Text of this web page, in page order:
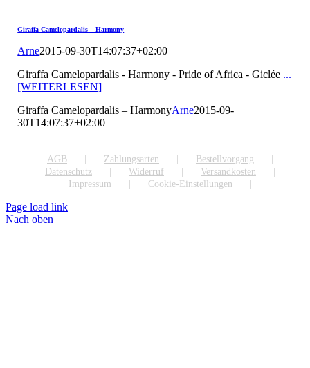
Giraffa Camelopardalis – Harmony
Arne2015-09-30T14:07:37+02:00
Giraffa Camelopardalis - Harmony - Pride of Africa - Giclée ...
[WEITERLESEN]
Giraffa Camelopardalis – HarmonyArne2015-09-
30T14:07:37+02:00
AGB Zahlungsarten
Bestellvorgang
Datenschutz
Widerruf
Versandkosten
Impressum
Cookie-Einstellungen
Page load link
Nach oben